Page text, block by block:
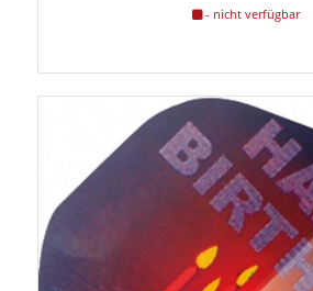
- nicht verfügbar